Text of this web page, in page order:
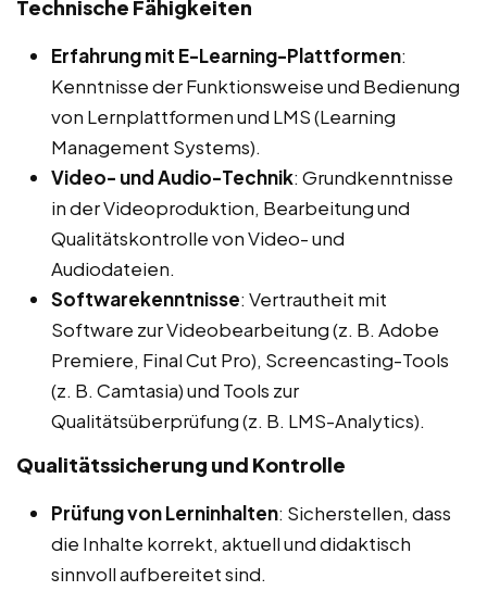
Technische Fähigkeiten
Erfahrung mit E-Learning-Plattformen:
Kenntnisse der Funktionsweise und Bedienung
von Lernplattformen und LMS (Learning
Management Systems).
Video- und Audio-Technik: Grundkenntnisse
in der Videoproduktion, Bearbeitung und
Qualitätskontrolle von Video- und
Audiodateien.
Softwarekenntnisse: Vertrautheit mit
Software zur Videobearbeitung (z. B. Adobe
Premiere, Final Cut Pro), Screencasting-Tools
(z. B. Camtasia) und Tools zur
Qualitätsüberprüfung (z. B. LMS-Analytics).
Qualitätssicherung und Kontrolle
Prüfung von Lerninhalten: Sicherstellen, dass
die Inhalte korrekt, aktuell und didaktisch
sinnvoll aufbereitet sind.